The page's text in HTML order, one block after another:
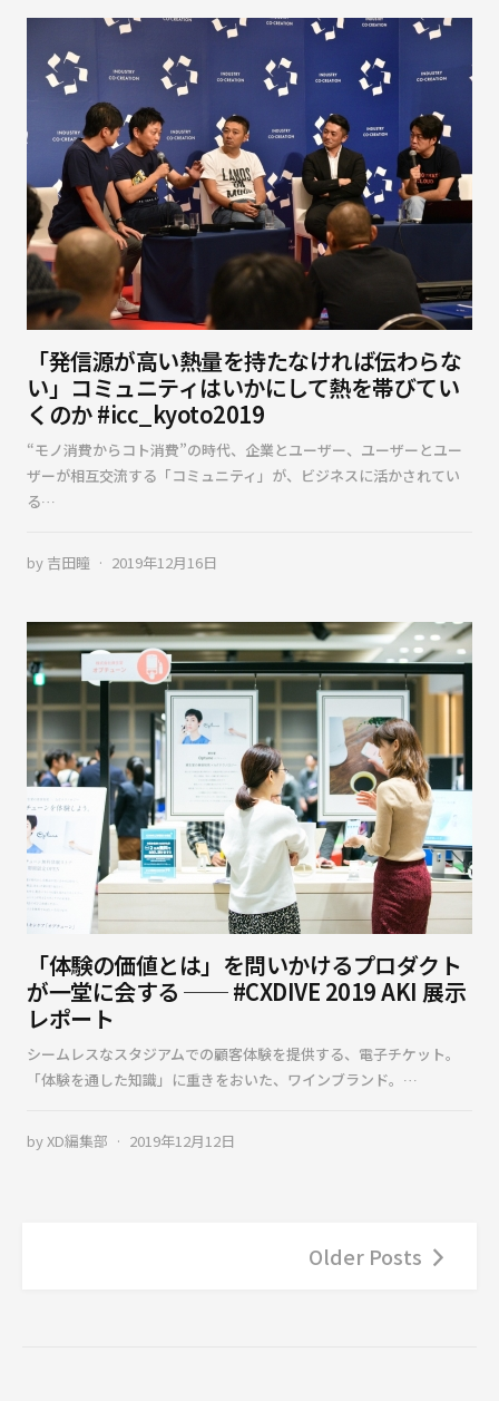
「発信源が高い熱量を持たなければ伝わらな
い」コミュニティはいかにして熱を帯びてい
くのか #icc_kyoto2019
“モノ消費からコト消費”の時代、企業とユーザー、ユーザーとユー
ザーが相互交流する「コミュニティ」が、ビジネスに活かされてい
る…
by 吉田瞳 2019年12月16日
「体験の価値とは」を問いかけるプロダクト
が一堂に会する ── #CXDIVE 2019 AKI 展示
レポート
シームレスなスタジアムでの顧客体験を提供する、電子チケット。
「体験を通した知識」に重きをおいた、ワインブランド。…
byXD編集部 2019年12月12日
Older Posts